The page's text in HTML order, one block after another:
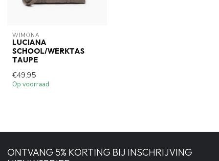
WIMONA
LUCIANA
SCHOOL/WERKTAS
TAUPE
€49,95
Op voorraad
ONTVANG 5% KORTING BIJ INSCHRIJVING